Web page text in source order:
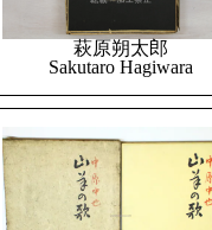
萩原朔太郎
Sakutaro Hagiwara